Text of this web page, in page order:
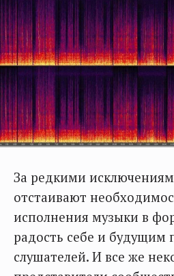
За редкими
отстаивают
исполнения музыки в
радость себе и будущим
слушателей. И все же